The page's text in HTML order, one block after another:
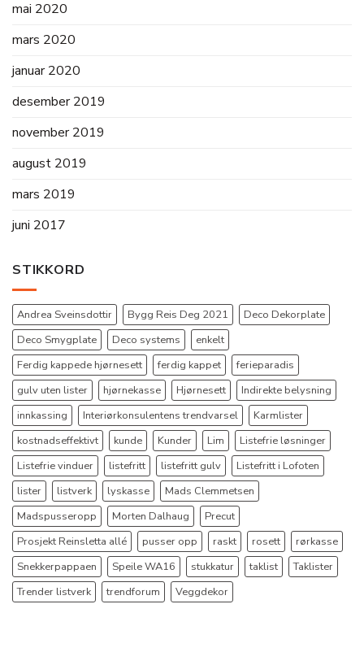
mai 2020
mars 2020
januar 2020
desember 2019
november 2019
august 2019
mars 2019
juni 2017
STIKKORD
Andrea Sveinsdottir Bygg Reis Deg 2021
Deco Dekorplate
Deco Smygplate
Deco systems
enkelt
Ferdig kappede hjørnesett
ferdig kappet
ferieparadis
gulv uten lister
hjørnekasse Hjørnesett
Indirekte belysning
innkassing
Interiørkonsulentens trendvarsel
Karmlister
kostnadseffektivt
kunde Kunder Lim
Listefrie løsninger
Listefrie vinduer
listefritt listefritt gulv
Listefritt i Lofoten
lister
listverk lyskasse
Mads Clemmetsen
Madspusseropp
Morten Dalhaug
Precut
Prosjekt Reinsletta allé
pusser opp raskt rosett
rørkasse
Snekkerpappaen
Speile WA16 stukkatur taklist
Taklister
Trender listverk
trendforum Veggdekor